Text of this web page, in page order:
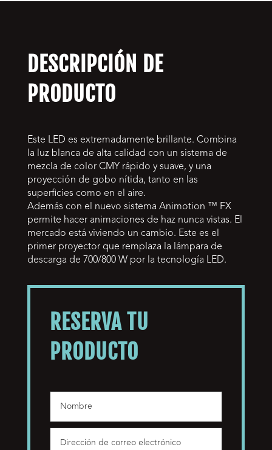
DESCRIPCIÓN DE
PRODUCTO
Este LED es extremadamente brillante. Combina
la luz blanca de alta calidad con un sistema de
mezcla de color CMY rápido y suave, y una
proyección de gobo nítida, tanto en las
superficies como en el aire.
Además con el nuevo sistema Animotion ™ FX
permite hacer animaciones de haz nunca vistas. El
mercado está viviendo un cambio. Este es el
primer proyector que remplaza la lámpara de
descarga de 700/800 W por la tecnología LED.
RESERVA TU
PRODUCTO